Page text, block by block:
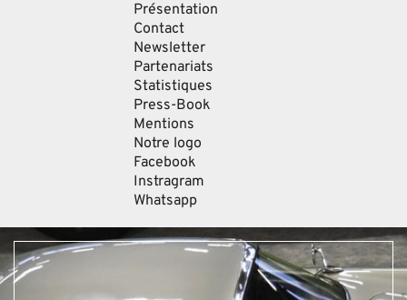
Présentation
Contact
Newsletter
Partenariats
Statistiques
Press-Book
Mentions
Notre logo
Facebook
Instragram
Whatsapp